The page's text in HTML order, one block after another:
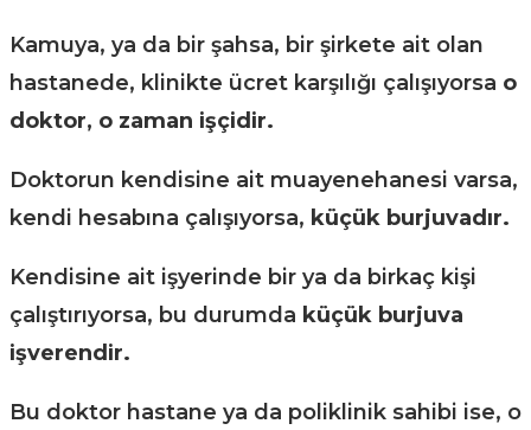
Kamuya, ya da bir şahsa, bir şirkete ait olan
hastanede, klinikte ücret karşılığı çalışıyorsa o
doktor, o zaman işçidir.
Doktorun kendisine ait muayenehanesi varsa,
kendi hesabına çalışıyorsa, küçük burjuvadır.
Kendisine ait işyerinde bir ya da birkaç kişi
çalıştırıyorsa, bu durumda küçük burjuva
işverendir.
Bu doktor hastane ya da poliklinik sahibi ise, o